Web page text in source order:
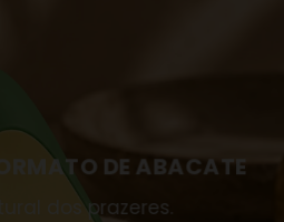
DE ABACATE
dos prazeres.